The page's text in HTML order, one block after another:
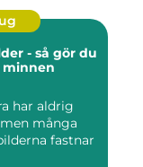
- så gör du
har aldrig
många
fastnar